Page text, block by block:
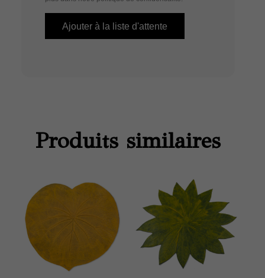
Produits similaires